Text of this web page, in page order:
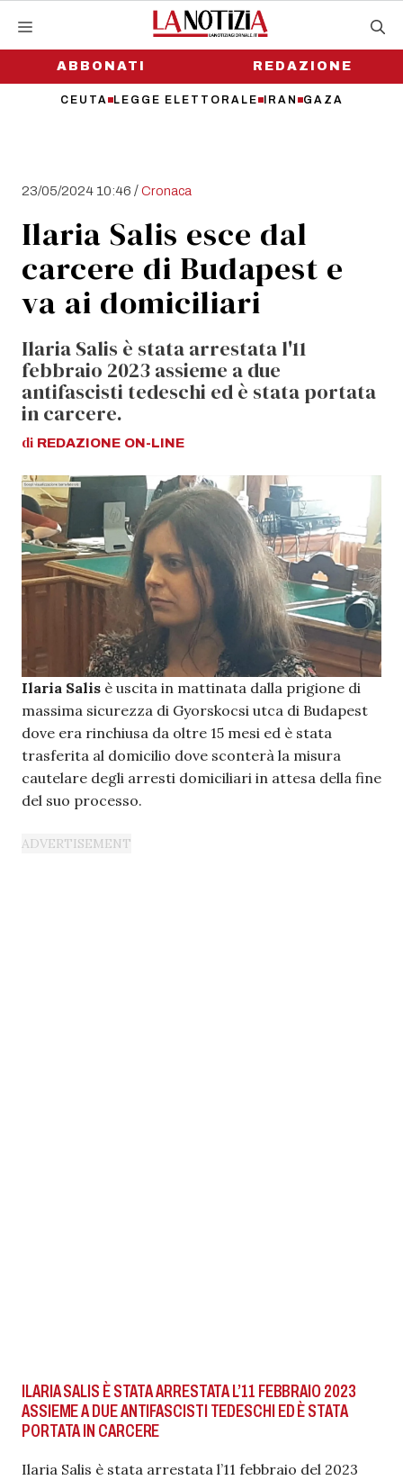
contenutoABBONATI
CEUTA LEGGE ELETTORALE IRAN GAZA
REDAZIONE
23/05/2024 10:46 /Cronaca
Ilaria Salis esce dal
carcere di Budapest e
va ai domiciliari
Ilaria Salis è stata arrestata l'11
febbraio 2023 assieme a due
antifascisti tedeschi ed è stata portata
in carcere.
di REDAZIONE ON-LINE
Ilaria Salis è uscita in mattinata dalla prigione di
massima sicurezza di Gyorskocsi utca di Budapest
dove era rinchiusa da oltre 15 mesi ed è stata
trasferita al domicilio dove sconterà la misura
cautelare degli arresti domiciliari in attesa della fine
del suo processo.
ILARIA SALIS È STATA ARRESTATA L’11 FEBBRAIO 2023
ASSIEME A DUE ANTIFASCISTI TEDESCHI ED È STATA
PORTATA IN CARCERE
Ilaria Salis è stata arrestata l’11 febbraio del 2023